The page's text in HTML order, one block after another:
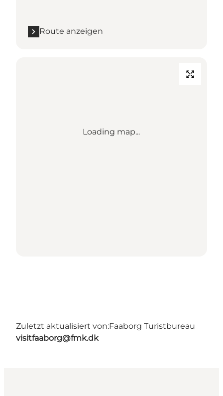
Route anzeigen
Loading map...
Zuletzt aktualisiert von:Faaborg Turistbureau
visitfaaborg@fmk.dk